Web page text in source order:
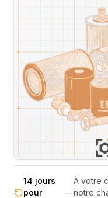
Expédition et
sous 48-
72h
—
Sous
France
métropolitaine
totale
Pas
14 jours
pour
—
À votre
notre